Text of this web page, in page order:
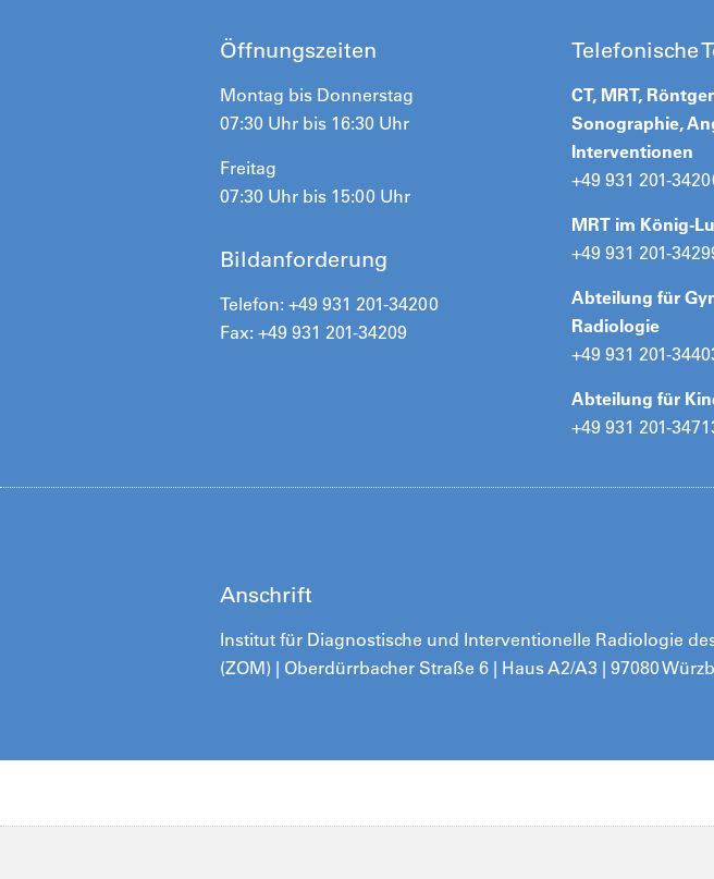
Öffnungszeiten
Montag bis Donnerstag
07:30 Uhr bis 16:30 Uhr
Freitag
07:30 Uhr bis 15:00 Uhr
Bildanforderung
Telefon: +49 931 201-34200
Fax: +49 931 201-34209
Telefonische
CT, MRT,
Sonographie,
Interventionen
+49 931 201-
MRT im König-
+49 931 201-
Abteilung für
Radiologie
+49 931 201-
Abteilung für
+49 931 201-
Anschrift
Institut für Diagnostische und Interventionelle Radiologie
(ZOM) | Oberdürrbacher Straße 6 | Haus A2/A3 | 97080